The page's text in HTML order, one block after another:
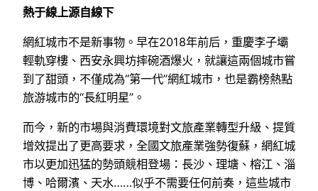
熱于線上源自線下
網紅城市不是新事物。早在2018年前后，重慶李子壩
輕軌穿樓、西安永興坊摔碗酒爆火，就讓這兩個城市嘗
到了甜頭，不僅成為“第一代”網紅城市，也是霸榜熱點
旅游城市的“長紅明星”。
而今，新的市場與消費環境對文旅產業轉型升級、提質
增效提出了更高要求，全國文旅產業強勢復蘇，網紅城
市以更加迅猛的勢頭競相登場：長沙、理塘、榕江、淄
博、哈爾濱、天水……似乎不需要任何前奏，這些城市